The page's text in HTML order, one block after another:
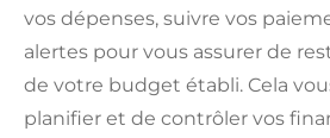
vos dépenses, suivre vos
alertes pour vous assurer de
de votre budget établi. Cela
planifier et de contrôler vos